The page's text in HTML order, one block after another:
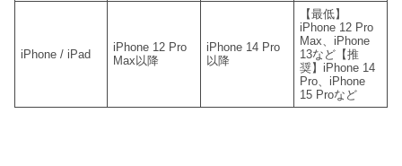
iPhone / iPad
iPhone 12 Pro
Max以降
iPhone 14 Pro
以降
【最低】
iPhone 12 Pro
Max、iPhone
13など【推
奨】iPhone 14
Pro、iPhone
15 Proなど